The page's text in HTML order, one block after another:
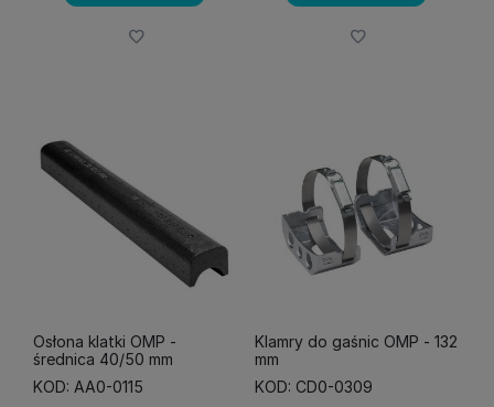
Osłona klatki OMP -
średnica 40/50 mm
KOD: AA0-0115
Klamry do gaśnic OMP - 132
mm
KOD: CD0-0309